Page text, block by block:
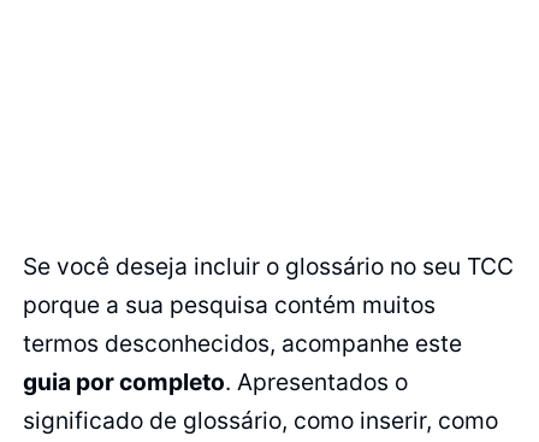
Se você deseja incluir o glossário no seu TCC
porque a sua pesquisa contém muitos
termos desconhecidos, acompanhe este
guia por completo. Apresentados o
significado de glossário, como inserir, como